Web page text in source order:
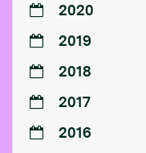
2020
2019
2018
2017
2016